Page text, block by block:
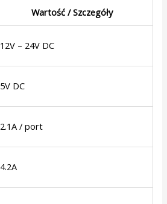
Wartość / Szczegóły
12V – 24V DC
5V DC
2.1A / port
4.2A